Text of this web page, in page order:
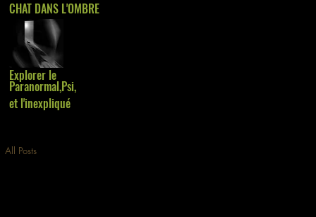
CHAT DANS L'OMBRE
Explorer le
Paranormal,Psi,
et l'inexpliqué
All Posts